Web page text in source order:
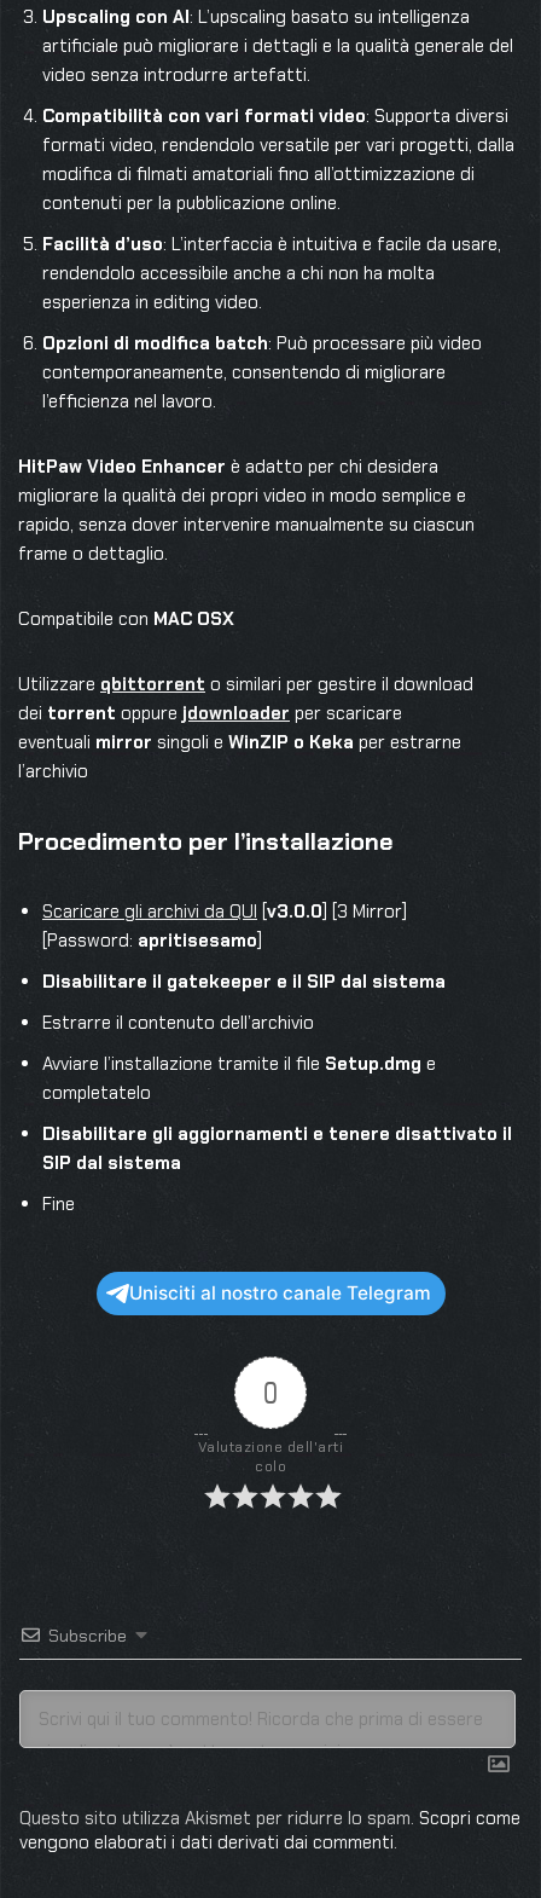
Upscaling con AI: L’upscaling basato su intelligenza
artificiale può migliorare i dettagli e la qualità generale del
video senza introdurre artefatti.
Compatibilità con vari formati video: Supporta diversi
formati video, rendendolo versatile per vari progetti, dalla
modifica di filmati amatoriali fino all’ottimizzazione di
contenuti per la pubblicazione online.
Facilità d’uso: L’interfaccia è intuitiva e facile da usare,
rendendolo accessibile anche a chi non ha molta
esperienza in editing video.
Opzioni di modifica batch: Può processare più video
contemporaneamente, consentendo di migliorare
l’efficienza nel lavoro.
HitPaw Video Enhancer è adatto per chi desidera
migliorare la qualità dei propri video in modo semplice e
rapido, senza dover intervenire manualmente su ciascun
frame o dettaglio.
Compatibile con MAC OSX
Utilizzare qbittorrent o similari per gestire il download
dei torrent oppure jdownloader per scaricare
eventuali mirror singoli e WinZIP o Keka per estrarne
l’archivio
Procedimento per l’installazione
Scaricare gli archivi da QUI [v3.0.0] [3 Mirror]
[Password: apritisesamo]
Disabilitare il gatekeeper e il SIP dal sistema
Estrarre il contenuto dell’archivio
Avviare l’installazione tramite il file Setup.dmg e
completatelo
Disabilitare gli aggiornamenti e tenere disattivato il
SIP dal sistema
Fine
Unisciti al nostro canale Telegram
0
Valutazione dell'arti
colo
Subscribe
Questo sito utilizza Akismet per ridurre lo spam. Scopri come
vengono elaborati i dati derivati dai commenti.